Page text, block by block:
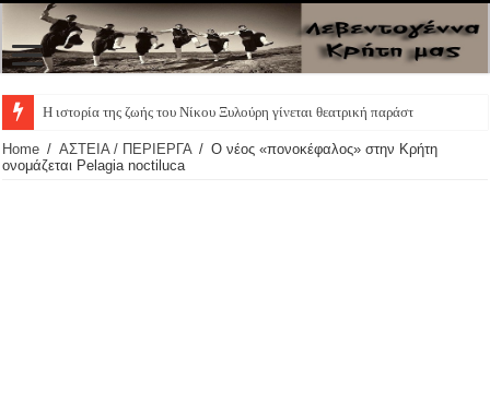
Η ιστορία της ζωής του Νίκου Ξυλούρη γίνεται θεατρική παράσταση – Οι πρωταγ
Home / ΑΣΤΕΙΑ / ΠΕΡΙΕΡΓΑ / Ο νέος «πονοκέφαλος» στην Κρήτη
ονομάζεται Pelagia noctiluca